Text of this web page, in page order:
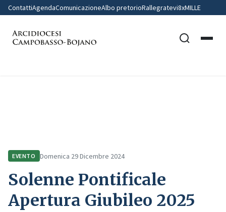
ContattiAgendaComunicazioneAlbo pretorioRallegratevi8xMILLE
EVENTO Domenica 29 Dicembre 2024
Solenne Pontificale
Apertura Giubileo 2025